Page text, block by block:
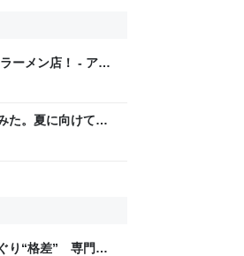
ーメン店！ - アキ
た。夏に向けて濃
り“格差” 専門家